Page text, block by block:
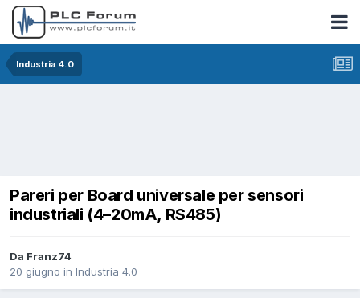
Industria 4.0
Pareri per Board universale per sensori
industriali (4–20mA, RS485)
Da Franz74
20 giugno in Industria 4.0